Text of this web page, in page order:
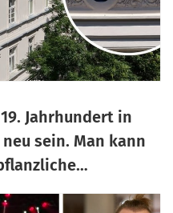
Jahrhundert in
sein. Man kann